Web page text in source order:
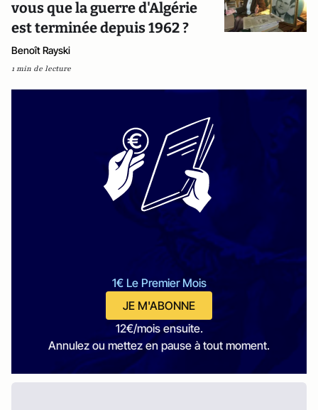
vous que la guerre d'Algérie
est terminée depuis 1962 ?
Benoît Rayski
1 min de lecture
1€ Le Premier Mois
JE M'ABONNE
12€/mois ensuite.
Annulez ou mettez en pause à tout moment.